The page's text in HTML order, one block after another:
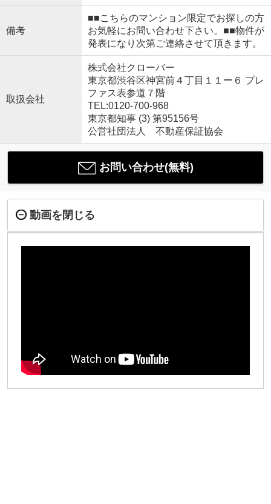
備考
■■こちらのマンション限定でお探しの方
お気軽にお問い合わせ下さい。■■物件が
発表になり次第ご連絡させて頂きます。
取扱会社
株式会社クローバー
東京都渋谷区神宮前４丁目１１ー６ プレ
ファス表参道７階
TEL:0120-700-968
東京都知事 (3) 第95156号
公営社団法人 不動産保証協会
お問い合わせ(無料)
動画を閉じる